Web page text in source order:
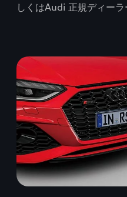
しくはAudi 正規ディーラ